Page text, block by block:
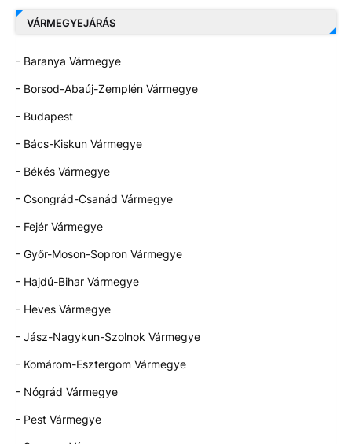
VÁRMEGYEJÁRÁS
- Baranya Vármegye
- Borsod-Abaúj-Zemplén Vármegye
- Budapest
- Bács-Kiskun Vármegye
- Békés Vármegye
- Csongrád-Csanád Vármegye
- Fejér Vármegye
- Győr-Moson-Sopron Vármegye
- Hajdú-Bihar Vármegye
- Heves Vármegye
- Jász-Nagykun-Szolnok Vármegye
- Komárom-Esztergom Vármegye
- Nógrád Vármegye
- Pest Vármegye